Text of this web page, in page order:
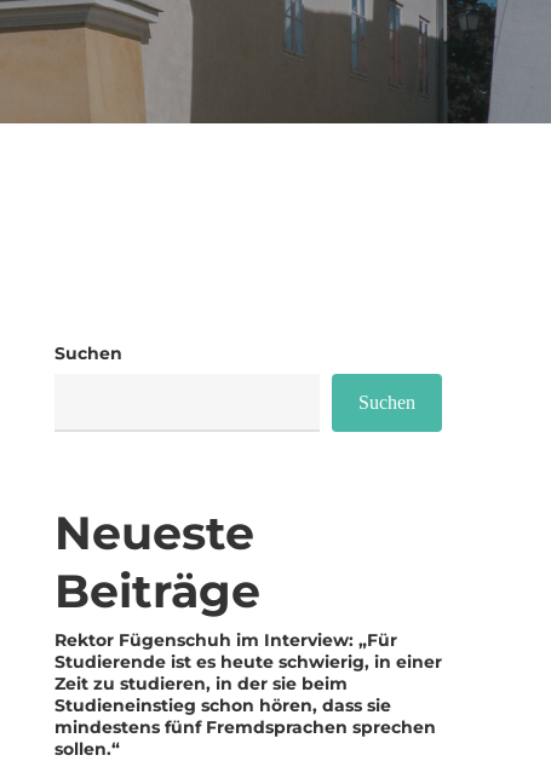
Suchen
Suchen
Neueste
Beiträge
Rektor Fügenschuh im Interview: „Für
Studierende ist es heute schwierig, in einer
Zeit zu studieren, in der sie beim
Studieneinstieg schon hören, dass sie
mindestens fünf Fremdsprachen sprechen
sollen.“